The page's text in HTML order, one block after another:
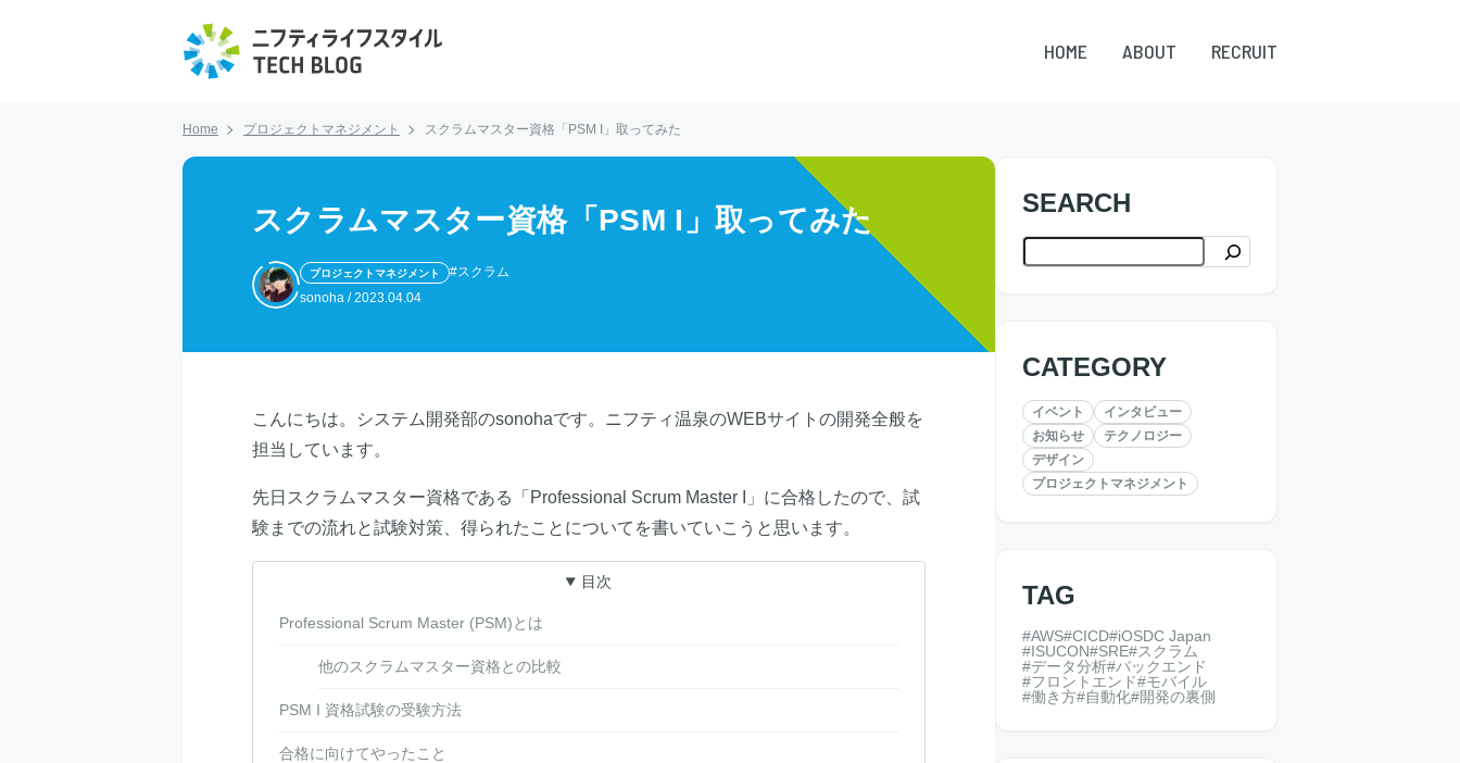
HOME ABOUT RECRUIT
Home プロジェクトマネジメント スクラムマスター資格「PSM I」取ってみた
スクラムマスター資格「PSM I」取ってみた
プロジェクトマネジメント
#スクラム
sonoha / 2023.04.04
こんにちは。システム開発部のsonohaです。ニフティ温泉のWEBサイトの開発全般を
担当しています。
先日スクラムマスター資格である「Professional Scrum Master I」に合格したので、試
験までの流れと試験対策、得られたことについてを書いていこうと思います。
目次
Professional Scrum Master (PSM)とは
他のスクラムマスター資格との比較
PSM I 資格試験の受験方法
合格に向けてやったこと
SEARCH
検索
CATEGORY
イベント
インタビュー
お知らせ
テクノロジー
デザイン
プロジェクトマネジメント
TAG
AWS CICD iOSDC Japan
ISUCON
SRE スクラム
データ分析 バックエンド
フロントエンド
モバイル
働き方
自動化 開発の裏側